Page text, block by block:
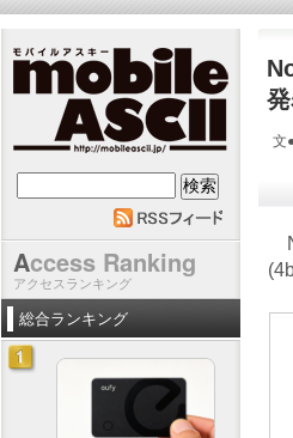
文
mobile ASCII
Access Ranking
アクセスランキング
総合ランキング